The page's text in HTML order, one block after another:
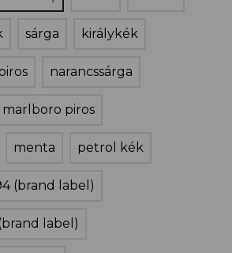
sárga királykék
narancssárga
marlboro piros
menta petrol kék
(brand label)
label)